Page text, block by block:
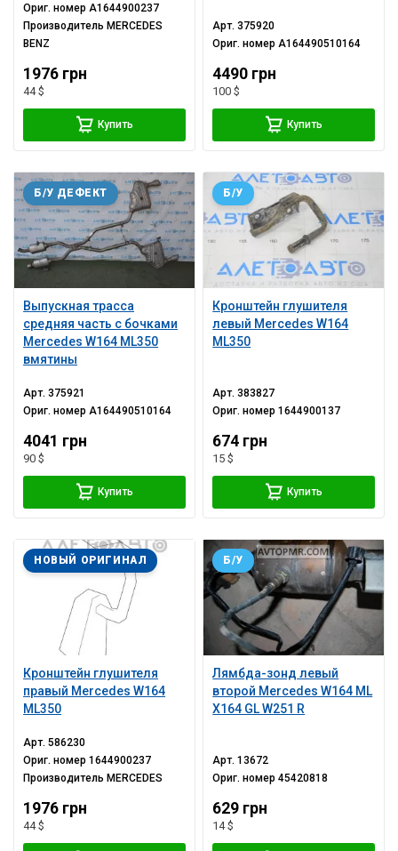
Ориг. номерA1644900237
Производитель MERCEDES
BENZ
1976 грн
44 $
Купить
Арт.375920
Ориг. номерA164490510164
4490 грн
100 $
Купить
Выпускная трасса
средняя часть с бочками
Mercedes W164 ML350
вмятины
Б/У ДЕФЕКТ
Арт.375921
Ориг. номерA164490510164
4041 грн
90 $
Купить
Кронштейн глушителя
левый Mercedes W164
ML350
Б/У
Арт.383827
Ориг. номер1644900137
674 грн
15 $
Купить
Кронштейн глушителя
правый Mercedes W164
ML350
НОВЫЙ ОРИГИНАЛ
Арт.586230
Ориг. номер1644900237
Производитель MERCEDES
1976 грн
44 $
Лямбда-зонд левый
второй Mercedes W164 ML
X164 GL W251 R
Б/У
Арт.13672
Ориг. номер45420818
629 грн
14 $